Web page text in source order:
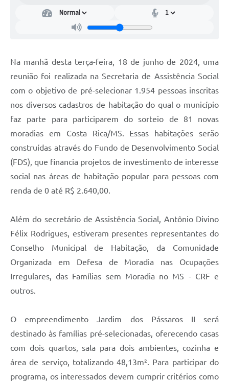
Na manhã desta terça-feira, 18 de junho de 2024, uma
reunião foi realizada na Secretaria de Assistência Social
com o objetivo de pré-selecionar 1.954 pessoas inscritas
nos diversos cadastros de habitação do qual o município
faz parte para participarem do sorteio de 81 novas
moradias em Costa Rica/MS. Essas habitações serão
construídas através do Fundo de Desenvolvimento Social
(FDS), que financia projetos de investimento de interesse
social nas áreas de habitação popular para pessoas com
renda de 0 até R$ 2.640,00.
Além do secretário de Assistência Social, Antônio Divino
Félix Rodrigues, estiveram presentes representantes do
Conselho Municipal de Habitação, da Comunidade
Organizada em Defesa de Moradia nas Ocupações
Irregulares, das Famílias sem Moradia no MS - CRF e
outros.
O empreendimento Jardim dos Pássaros II será
destinado às famílias pré-selecionadas, oferecendo casas
com dois quartos, sala para dois ambientes, cozinha e
área de serviço, totalizando 48,13m². Para participar do
programa, os interessados devem cumprir critérios como